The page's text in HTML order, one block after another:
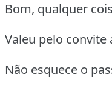
Bom, qualquer
Valeu pelo convite
Não esquece o